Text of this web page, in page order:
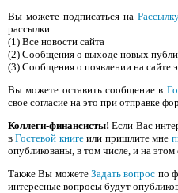
Вы можете подписаться на
рассылки:
(1) Все новости сайта
(2) Сообщения о выходе новых
(3) Сообщения о появлении на сайте
Вы можете оставить сообщение в
свое согласие на это при отправке
Коллеги-финансисты! Если Вас
вГостевой книгеили пришлите мне
опубликованы, в том числе, и на этом
Также Вы можетеЗадать вопрос по
интересные вопросы будут